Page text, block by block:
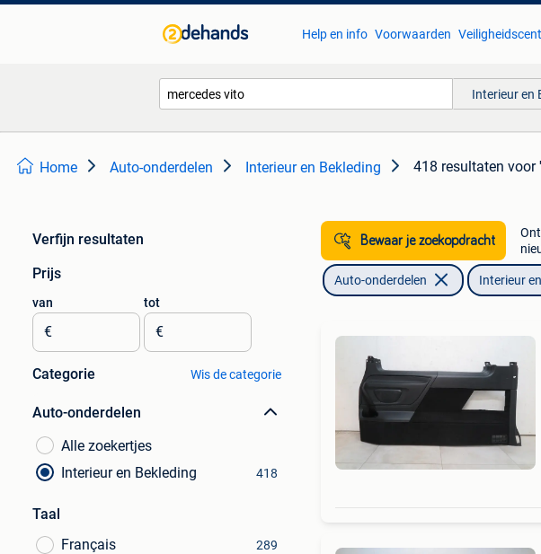
Help en info Voorwaarden
Interieur en
Home Auto-onderdelen Interieur en Bekleding 418 resultaten voor
Verfijn resultaten
Prijs
van
€
tot
€
Categorie Wis de categorie
Auto-onderdelen
Alle zoekertjes
Interieur en Bekleding
418
Taal
Français
289
Bewaar je zoekopdracht
Auto-onderdelen Interieur